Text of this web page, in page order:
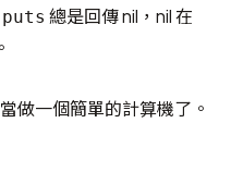
puts 總是回傳 nil，nil 在
做一個簡單的計算機了。